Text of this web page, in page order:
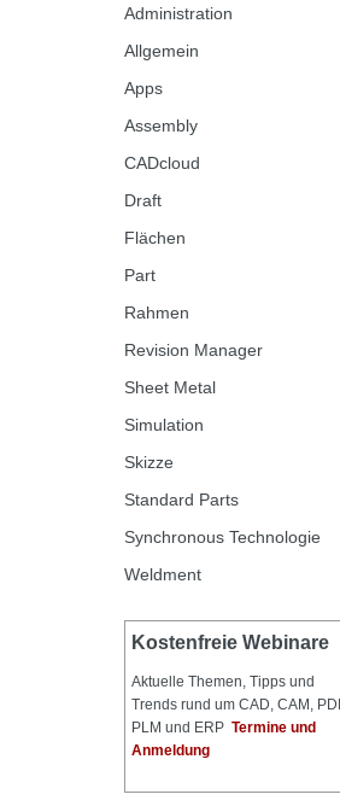
Administration
Allgemein
Apps
Assembly
CADcloud
Draft
Flächen
Part
Rahmen
Revision Manager
Sheet Metal
Simulation
Skizze
Standard Parts
Synchronous Technologie
Weldment
Kostenfreie Webinare
Aktuelle Themen, Tipps und
Trends rund um CAD, CAM,
PLM und ERPTermine und
Anmeldung